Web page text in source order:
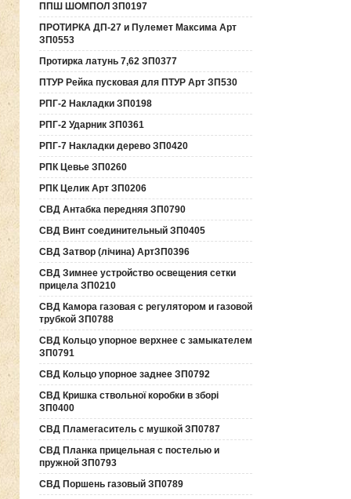
ППШ ШОМПОЛ ЗП0197
ПРОТИРКА ДП-27 и Пулемет Максима Арт
ЗП0553
Протирка латунь 7,62 ЗП0377
ПТУР Рейка пусковая для ПТУР Арт ЗП530
РПГ-2 Накладки ЗП0198
РПГ-2 Ударник ЗП0361
РПГ-7 Накладки дерево ЗП0420
РПК Цевье ЗП0260
РПК Целик Арт ЗП0206
СВД Антабка передняя ЗП0790
СВД Винт соединительный ЗП0405
СВД Затвор (лічина) АртЗП0396
СВД Зимнее устройство освещения сетки
прицела ЗП0210
СВД Камора газовая с регулятором и газовой
трубкой ЗП0788
СВД Кольцо упорное верхнее с замыкателем
ЗП0791
СВД Кольцо упорное заднее ЗП0792
СВД Кришка ствольної коробки в зборі
ЗП0400
СВД Пламегаситель с мушкой ЗП0787
СВД Планка прицельная с постелью и
пружной ЗП0793
СВД Поршень газовый ЗП0789